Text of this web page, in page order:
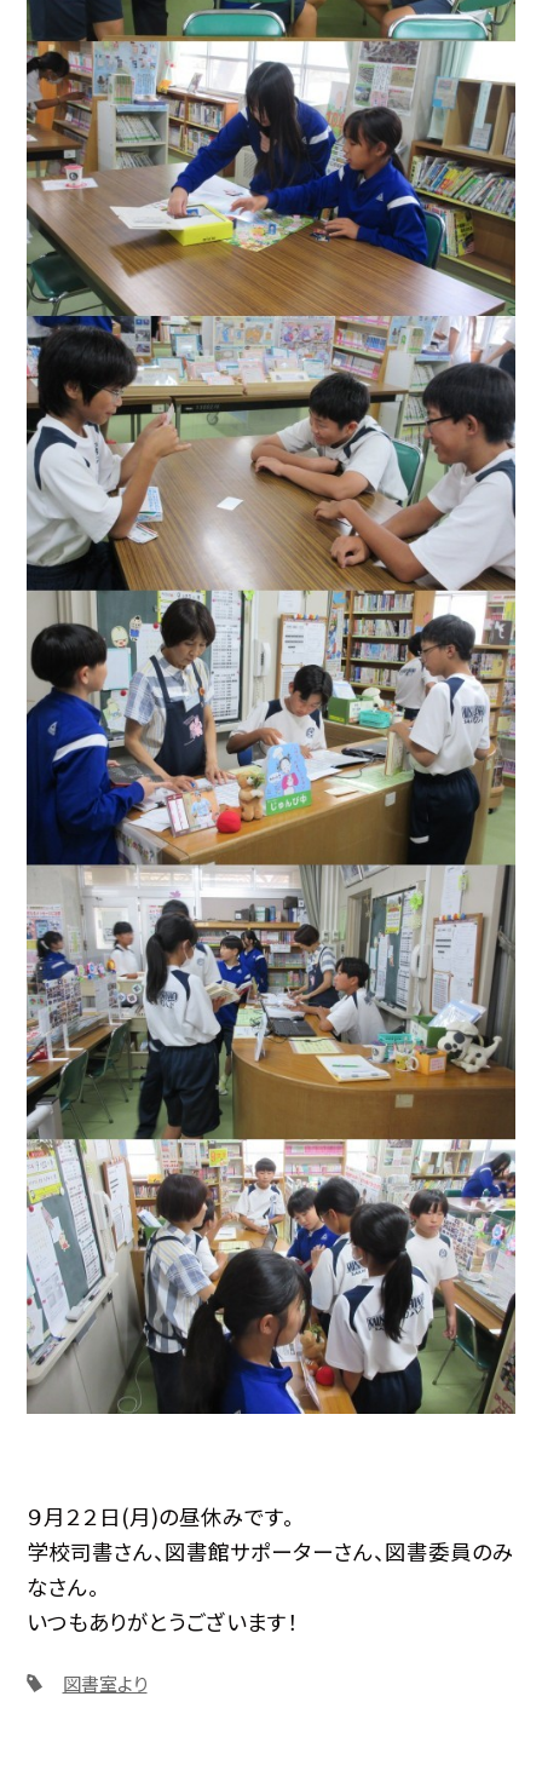
９月２２日(月)の昼休みです。
学校司書さん、図書館サポーターさん、図書委員のみ
なさん。
いつもありがとうございます！
図書室より